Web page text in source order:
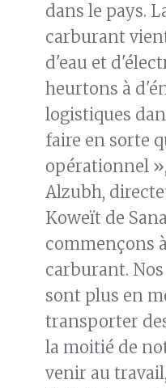
dans le pays.
carburant
d'eau et
heurtons à
logistiques
faire en sorte
opérationnel
Alzubh,
Koweït de
commençons
carburant.
sont plus en
transporter
la moitié de
venir au